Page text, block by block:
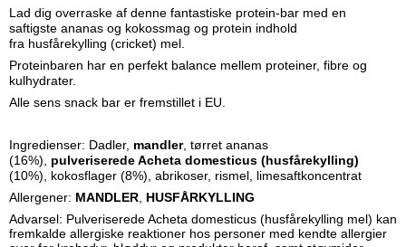
Lad dig overraske af denne fantastiske protein-bar med en
saftigste ananas og kokossmag og protein indhold
fra husfårekylling (cricket) mel.
Proteinbaren har en perfekt balance mellem proteiner, fibre og
kulhydrater.
Alle sens snack bar er fremstillet i EU.
Ingredienser: Dadler, mandler, tørret ananas
(16%),
pulveriserede Acheta domesticus (husfårekylling)
(10%), kokosflager (8%), abrikoser, rismel, limesaftkoncentrat
Allergener: MANDLER HUSFÅRKYLLING
Advarsel: Pulveriserede Acheta domesticus (husfårekylling mel) kan
fremkalde allergiske reaktioner hos personer med kendte allergier